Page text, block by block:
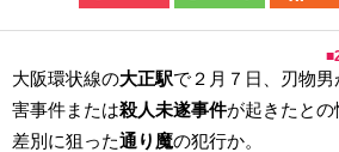
■
大阪環状線の大正駅で２月７日、刃物
害事件または殺人未遂事件が起きたと
差別に狙った通り魔の犯行か。